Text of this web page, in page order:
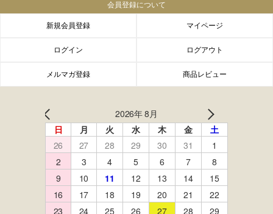
FACEBOOK twitter instagram LINE
会員登録について
新規会員登録 マイページ
ログイン ログアウト
メルマガ登録 商品レビュー